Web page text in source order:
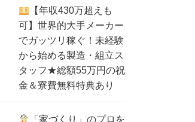
【年収430万超えも
可】世界的大手メーカー
でガッツリ稼ぐ！未経験
から始める製造・組立ス
タッフ★総額55万円の祝
金＆寮費無料特典あり
「家づくり」のプロを